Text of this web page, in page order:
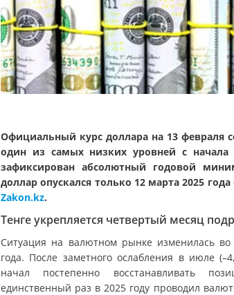
Официальный курс доллара на 13 февраля
один из самых низких уровней с
зафиксирован абсолютный годовой
доллар опускался только 12 марта 2025
Zakon.kz.
Тенге укрепляется четвертый месяц
Ситуация на валютном рынке изменилась
года. После заметного ослабления в июле
начал постепенно восстанавливать
единственный раз в 2025 году проводил